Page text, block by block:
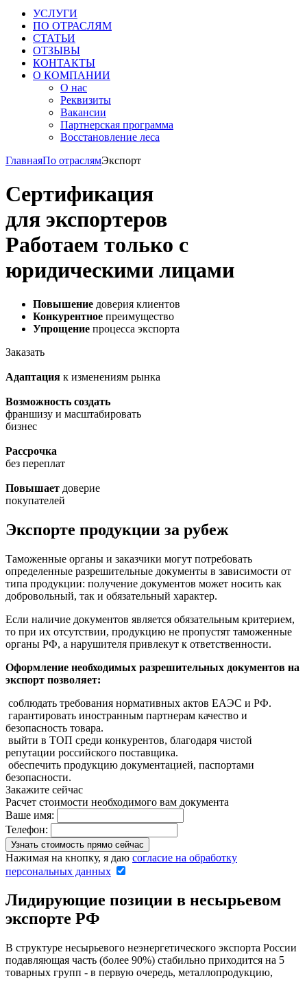
УСЛУГИ
ПО ОТРАСЛЯМ
СТАТЬИ
ОТЗЫВЫ
КОНТАКТЫ
О КОМПАНИИ
О нас
Реквизиты
Вакансии
Партнерская программа
Восстановление леса
ГлавнаяПо отраслямЭкспорт
Сертификация
для экспортеров
Работаем только с
юридическими лицами
Повышение доверия клиентов
Конкурентное преимущество
Упрощение процесса экспорта
Заказать
Адаптация к изменениям рынка
Возможность создать
франшизу и масштабировать
бизнес
Рассрочка
без переплат
Повышает доверие
покупателей
Экспорте продукции за рубеж
Таможенные органы и заказчики могут потребовать
определенные разрешительные документы в зависимости от
типа продукции: получение документов может носить как
добровольный, так и обязательный характер.
Если наличие документов является обязательным критерием,
то при их отсутствии, продукцию не пропустят таможенные
органы РФ, а нарушителя привлекут к ответственности.
Оформление необходимых разрешительных документов на
экспорт позволяет:
соблюдать требования нормативных актов ЕАЭС и РФ.
гарантировать иностранным партнерам качество и
безопасность товара.
выйти в ТОП среди конкурентов, благодаря чистой
репутации российского поставщика.
обеспечить продукцию документацией, паспортами
безопасности.
Закажите сейчас
Расчет стоимости необходимого вам документа
Ваше имя:
Телефон:
Нажимая на кнопку, я даю согласие на обработку
персональных данных
Лидирующие позиции в несырьевом
экспорте РФ
В структуре несырьевого неэнергетического экспорта России
подавляющая часть (более 90%) стабильно приходится на 5
товарных групп - в первую очередь, металлопродукцию,